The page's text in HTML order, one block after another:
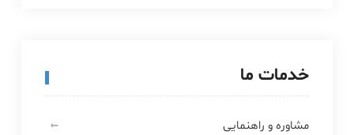
خدمات ما
مشاوره و راهنمایی